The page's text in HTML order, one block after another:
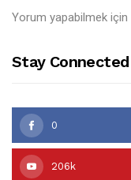
Yorum yapabilmek için
Stay Connected
0
206k